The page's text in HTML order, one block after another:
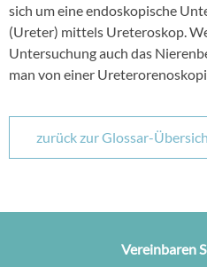
sich um eine endoskopische
(Ureter) mittels Ureteroskop.
Untersuchung auch das
man von einer
zurück zur Glossar-
Vereinbaren